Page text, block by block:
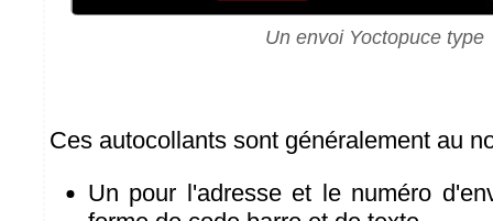
Un envoi Yoctopuce type
Ces autocollants sont généralement au
Un pour l'adresse et le numéro